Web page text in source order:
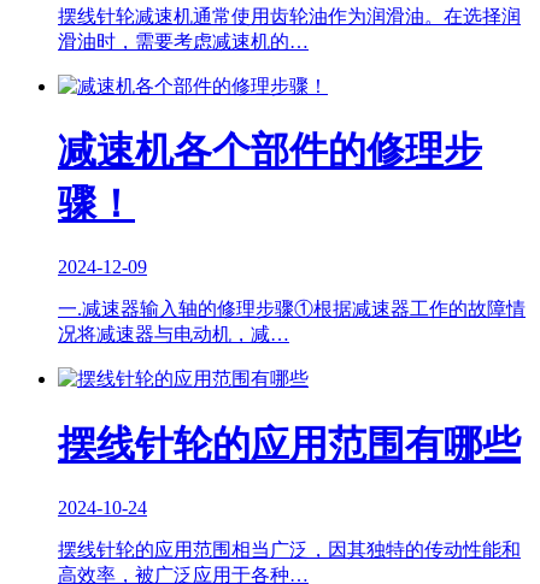
摆线针轮减速机通常使用齿轮油作为润滑油。在选择润
滑油时，需要考虑减速机的…
减速机各个部件的修理步
骤！
2024-12-09
一.减速器输入轴的修理步骤①根据减速器工作的故障情
况将减速器与电动机，减…
摆线针轮的应用范围有哪些
2024-10-24
摆线针轮的应用范围相当广泛，因其独特的传动性能和
高效率，被广泛应用于各种…